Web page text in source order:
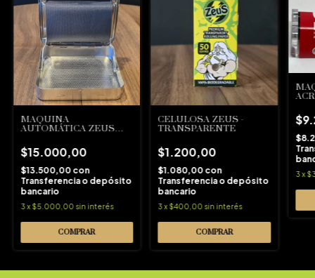
MAQUINA
AUTOMÁTICA ZEUS
$15.000,00
$13.500,00 con
Transferencia o depósito
bancario
3x$5.000,00 sin interés
CELULOSA ZEUS -
TRANSPARENTE
$1.200,00
$1.080,00 con
Transferencia o depósito
bancario
3 x$400,00 sin interés
3x